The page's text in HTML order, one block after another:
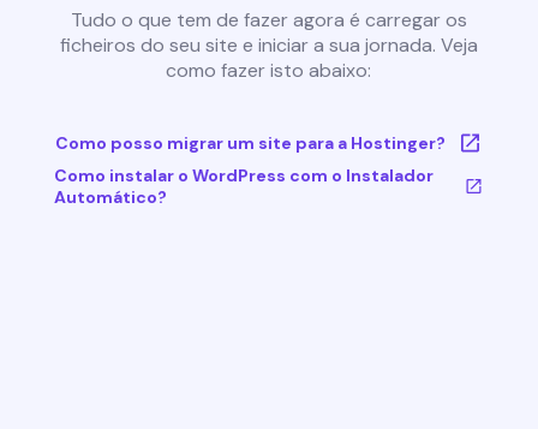
Tudo o que tem de fazer agora é carregar os
ficheiros do seu site e iniciar a sua jornada. Veja
como fazer isto abaixo:
Como posso migrar um site para a Hostinger?
Como instalar o WordPress com o Instalador
Automático?